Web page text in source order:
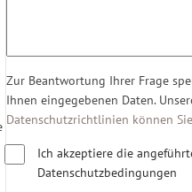
Zur Beantwortung Ihrer Frage
Ihnen eingegebenen Daten.
Datenschutzrichtlinien können
Ich akzeptiere die
Datenschutzbedingungen